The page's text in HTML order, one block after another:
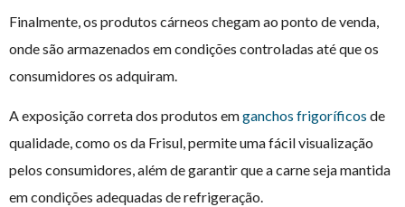
Finalmente, os produtos cárneos chegam ao ponto de venda,
onde são armazenados em condições controladas até que os
consumidores os adquiram.
A exposição correta dos produtos emganchos frigoríficos de
qualidade, como os da Frisul, permite uma fácil visualização
pelos consumidores, além de garantir que a carne seja mantida
em condições adequadas de refrigeração.